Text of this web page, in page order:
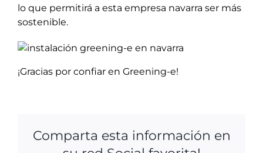
lo que permitirá a esta empresa navarra ser más
sostenible.
¡Gracias por confiar en Greening-e!
Comparta esta información en